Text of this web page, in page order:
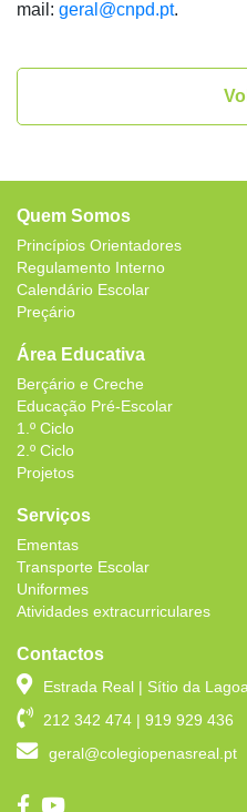
mail: geral@cnpd.pt.
Quem Somos
Princípios Orientadores
Regulamento Interno
Calendário Escolar
Preçário
Área Educativa
Berçário e Creche
Educação Pré-Escolar
1.º Ciclo
2.º Ciclo
Projetos
Serviços
Ementas
Transporte Escolar
Uniformes
Atividades extracurriculares
Contactos
Estrada Real | Sítio da
212 342 474 | 919 929 436
geral@colegiopenasreal.pt